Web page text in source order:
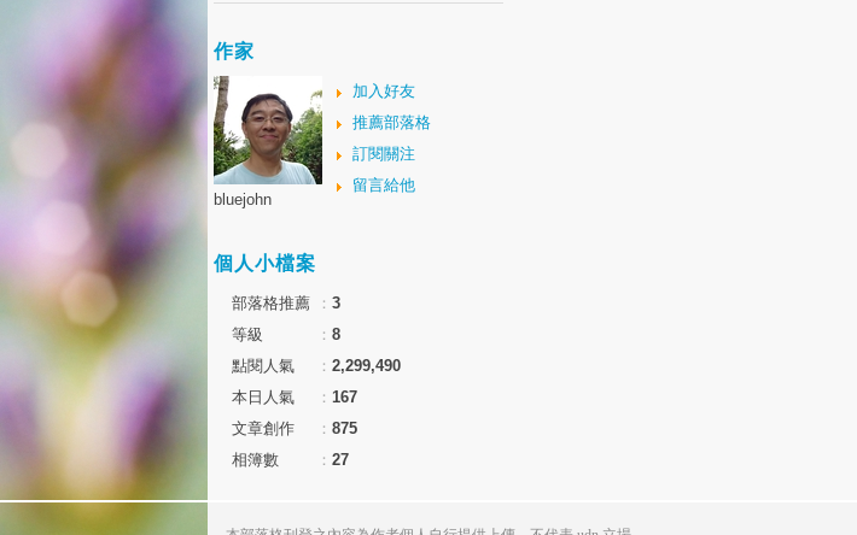
作家
加入好友
推薦部落格
訂閱關注
留言給他
bluejohn
個人小檔案
部落格推薦 ： 3
等級
： 8
點閱人氣
： 2,299,490
本日人氣
： 167
文章創作
： 875
相簿數
： 27